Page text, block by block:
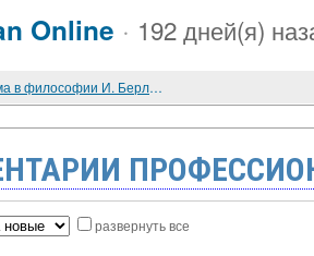
Online · 192 дней(я)
Критика рационализма в философии И. Берлина
развернуть все